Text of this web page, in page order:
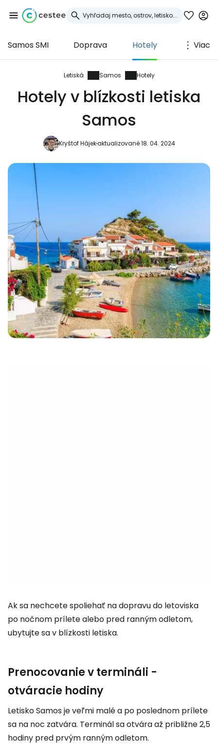
Samos SMI Doprava Hotely Viac
Letiská Samos Hotely
Hotely v blízkosti letiska
Samos
Kryštof Hájekaktualizované 18. 04. 2024
Ak sa nechcete spoliehať na dopravu do letoviska
po nočnom prílete alebo pred ranným odletom,
ubytujte sa v blízkosti letiska.
Prenocovanie v termináli -
otváracie hodiny
Letisko Samos je veľmi malé a po poslednom prílete
sa na noc zatvára. Terminál sa otvára až približne 2,5
hodiny pred prvým ranným odletom.
Prihláste sa do
služby Cestee
... celosvetovej komunity cestovateľov
Pokračovať s e-mailom